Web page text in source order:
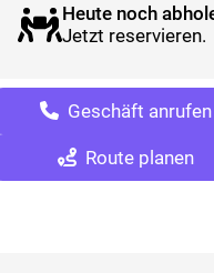
Heute noch
Jetzt reservieren.
Geschäft anrufen
Route planen